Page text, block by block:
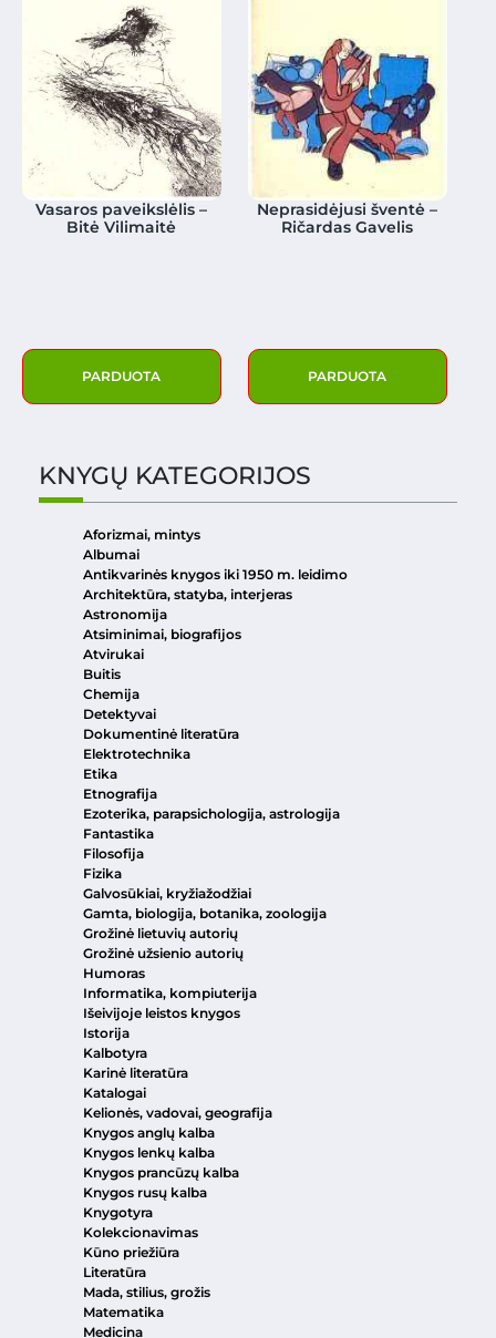
Vasaros paveikslėlis –
Bitė Vilimaitė
PARDUOTA
Neprasidėjusi šventė –
Ričardas Gavelis
PARDUOTA
KNYGŲ KATEGORIJOS
Aforizmai, mintys
Albumai
Antikvarinės knygos iki 1950 m. leidimo
Architektūra, statyba, interjeras
Astronomija
Atsiminimai, biografijos
Atvirukai
Buitis
Chemija
Detektyvai
Dokumentinė literatūra
Elektrotechnika
Etika
Etnografija
Ezoterika, parapsichologija, astrologija
Fantastika
Filosofija
Fizika
Galvosūkiai, kryžiažodžiai
Gamta, biologija, botanika, zoologija
Grožinė lietuvių autorių
Grožinė užsienio autorių
Humoras
Informatika, kompiuterija
Išeivijoje leistos knygos
Istorija
Kalbotyra
Karinė literatūra
Katalogai
Kelionės, vadovai, geografija
Knygos anglų kalba
Knygos lenkų kalba
Knygos prancūzų kalba
Knygos rusų kalba
Knygotyra
Kolekcionavimas
Kūno priežiūra
Literatūra
Mada, stilius, grožis
Matematika
Medicina